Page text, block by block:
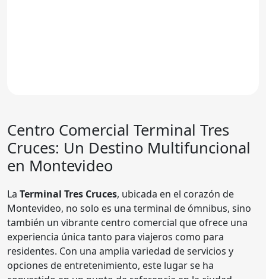
Centro Comercial Terminal Tres
Cruces: Un Destino Multifuncional
en Montevideo
La Terminal Tres Cruces, ubicada en el corazón de
Montevideo, no solo es una terminal de ómnibus, sino
también un vibrante centro comercial que ofrece una
experiencia única tanto para viajeros como para
residentes. Con una amplia variedad de servicios y
opciones de entretenimiento, este lugar se ha